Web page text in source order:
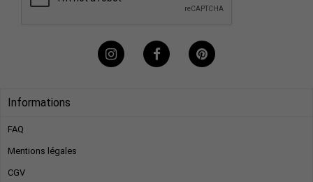
Informations
FAQ
Mentions légales​
CGV